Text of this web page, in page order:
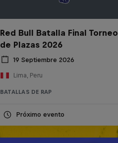
Red Bull Batalla Final Torneo
de Plazas 2026
19 Septiembre 2026
Lima, Peru
BATALLAS DE RAP
Próximo evento